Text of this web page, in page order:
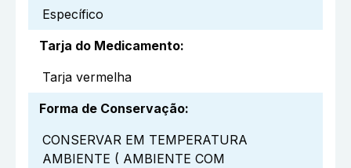
Específico
Tarja do Medicamento:
Tarja vermelha
Forma de Conservação:
CONSERVAR EM TEMPERATURA
AMBIENTE ( AMBIENTE COM